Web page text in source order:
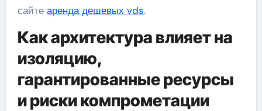
сайте аренда дешевых vds.
Как архитектура влияет на
изоляцию,
гарантированные ресурсы
и риски компрометации